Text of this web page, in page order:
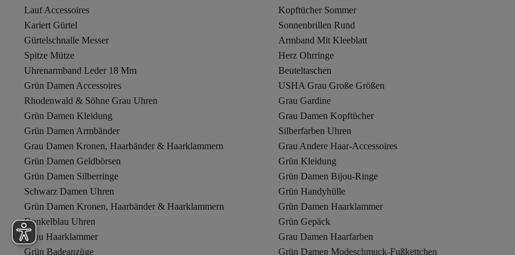
Lauf Accessoires
Kopftücher Sommer
Kariert Gürtel
Sonnenbrillen Rund
Gürtelschnalle Messer
Armband Mit Kleeblatt
Spitze Mütze
Herz Ohrringe
Uhrenarmband Leder 18 Mm
Beuteltaschen
Grün Damen Accessoires
USHA Grau Große Größen
Rhodenwald & Söhne Grau Uhren
Grau Gardine
Grün Damen Kleidung
Grau Damen Kopftücher
Grün Damen Armbänder
Silberfarben Uhren
Grau Damen Kronen, Haarbänder & Haarklammern
Grau Andere Haar-Accessoires
Grün Damen Geldbörsen
Grün Kleidung
Grün Damen Silberringe
Grün Damen Bijou-Ringe
Schwarz Damen Uhren
Grün Handyhülle
Grün Damen Kronen, Haarbänder & Haarklammern
Grün Damen Haarklammer
Dunkelblau Uhren
Grün Gepäck
Grau Haarklammer
Grau Damen Haarfarben
Grün Badeanzüge
Grün Damen Modeschmuck-Fußkettchen